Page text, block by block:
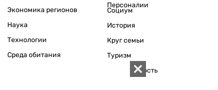
Экономика регионов
Персоналии
Наука
Технологии
Среда обитания
Социум
История
Круг семьи
Туризм
Собственность